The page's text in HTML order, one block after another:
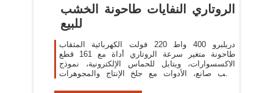
الروتاري النفايات طاحونة الخشب
للبيع
دريلبرو 400 واط 220 فولت الكهربائية المثقاب
طاحونة متغير سرعة الروتاري أداة مع 161 قطع
الاكسسوارات، ويتابل للحماس الإلكترونية، نموذج
الحب صانع، الأدوات مع جلخ الإنتاج والمجوهرات